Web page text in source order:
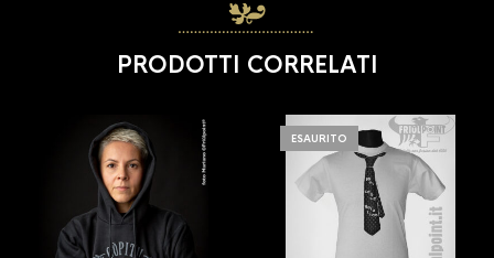
PRODOTTI CORRELATI
ESAURITO